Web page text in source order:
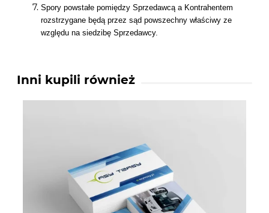
Spory powstałe pomiędzy Sprzedawcą a Kontrahentem
rozstrzygane będą przez sąd powszechny właściwy ze
względu na siedzibę Sprzedawcy.
Inni kupili również